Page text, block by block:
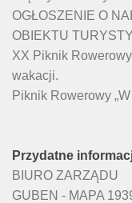
OGŁOSZENIE O
OBIEKTU
XX Piknik
wakacji.
Piknik Rowerowy
Przydatne
BIURO ZARZĄDU
GUBEN - MAPA